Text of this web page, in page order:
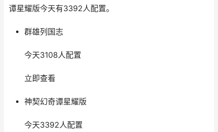
谭星耀版今天有3392人配置。
群雄列国志
今天3108人配置
立即查看
神契幻奇谭星耀版
今天3392人配置